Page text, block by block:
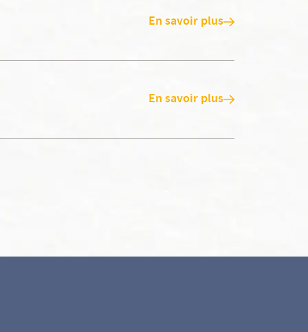
En savoir plus
En savoir plus